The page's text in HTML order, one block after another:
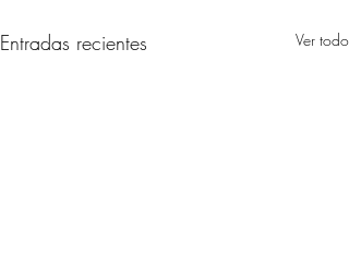
Entradas recientes Ver todo